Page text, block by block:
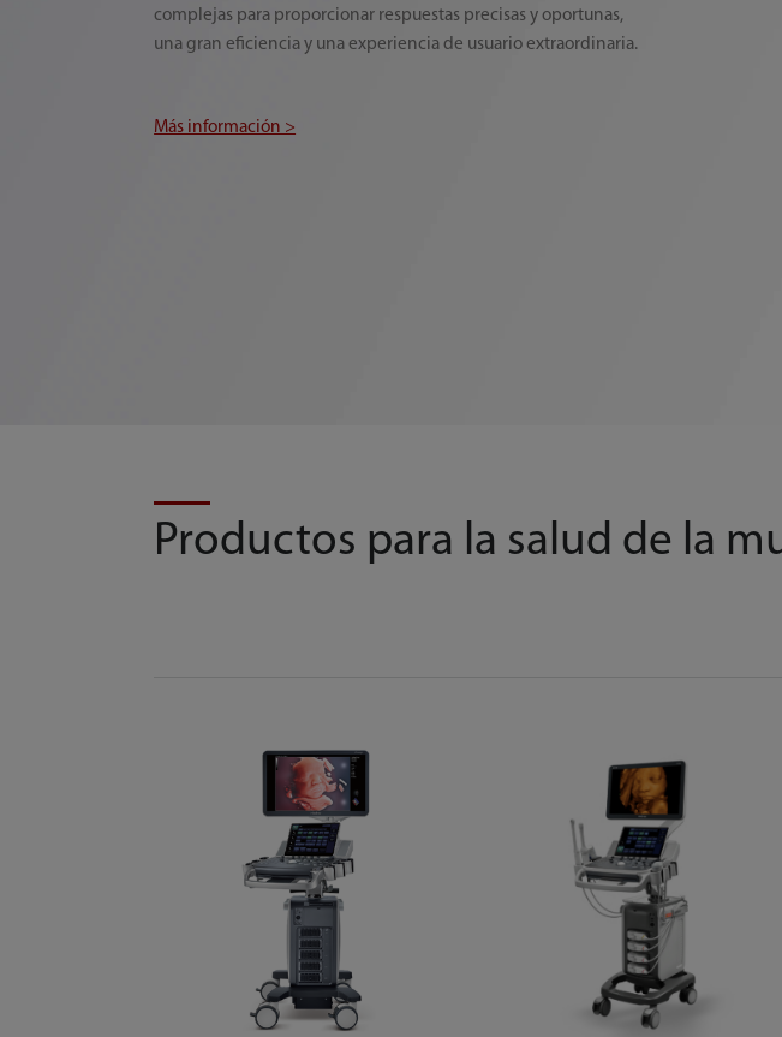
complejas para proporcionar respuestas precisas y oportunas,
una gran eficiencia y una experiencia de usuario extraordinaria.
Más información >
Productos para la salud de la